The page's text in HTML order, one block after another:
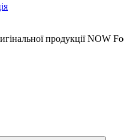
продукції NOW